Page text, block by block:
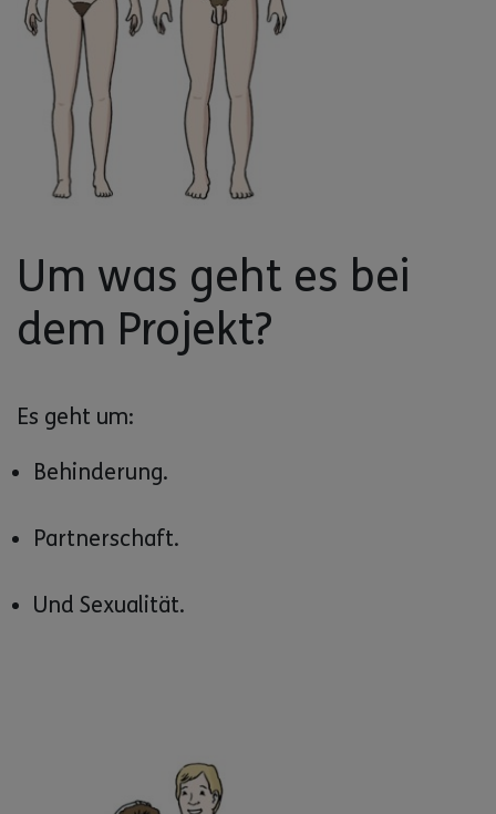
Um was geht es bei
dem Projekt?
Es geht um:
Behinderung.
Partnerschaft.
Und Sexualität.